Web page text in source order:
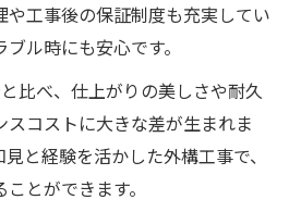
や工事後の保証制度も充実してい
ル時にも安心です。
比べ、仕上がりの美しさや耐久
コストに大きな差が生まれま
と経験を活かした外構工事で、
とができます。